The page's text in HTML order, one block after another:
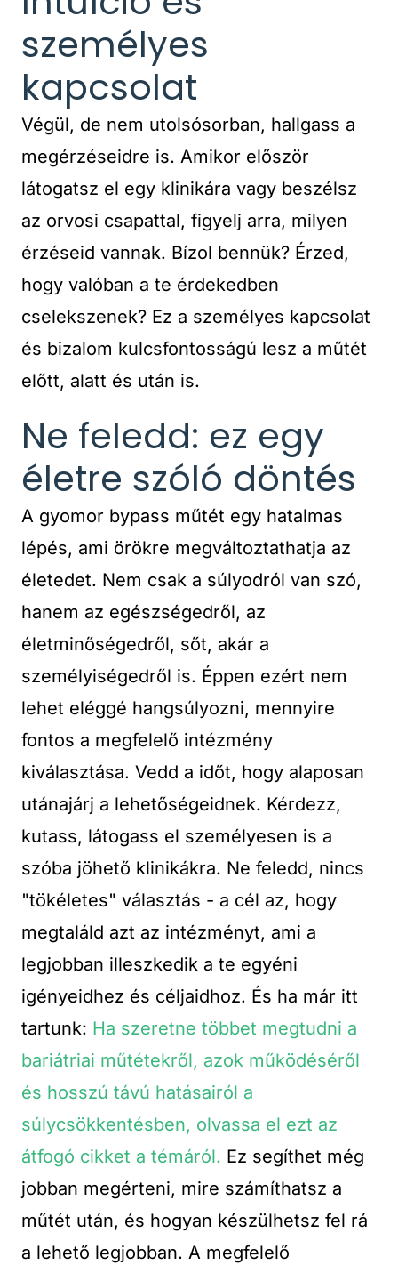
személyes
kapcsolat
Végül, de nem utolsósorban, hallgass a
megérzéseidre is. Amikor először
látogatsz el egy klinikára vagy beszélsz
az orvosi csapattal, figyelj arra, milyen
érzéseid vannak. Bízol bennük? Érzed,
hogy valóban a te érdekedben
cselekszenek? Ez a személyes kapcsolat
és bizalom kulcsfontosságú lesz a műtét
előtt, alatt és után is.
Ne feledd: ez egy
életre szóló döntés
A gyomor bypass műtét egy hatalmas
lépés, ami örökre megváltoztathatja az
életedet. Nem csak a súlyodról van szó,
hanem az egészségedről, az
életminőségedről, sőt, akár a
személyiségedről is. Éppen ezért nem
lehet eléggé hangsúlyozni, mennyire
fontos a megfelelő intézmény
kiválasztása. Vedd a időt, hogy alaposan
utánajárj a lehetőségeidnek. Kérdezz,
kutass, látogass el személyesen is a
szóba jöhető klinikákra. Ne feledd, nincs
"tökéletes" választás - a cél az, hogy
megtaláld azt az intézményt, ami a
legjobban illeszkedik a te egyéni
igényeidhez és céljaidhoz. És ha már itt
tartunk: Ha szeretne többet megtudni a
bariátriai műtétekről, azok működéséről
és hosszú távú hatásairól a
súlycsökkentésben, olvassa el ezt az
átfogó cikket a témáról. Ez segíthet még
jobban megérteni, mire számíthatsz a
műtét után, és hogyan készülhetsz fel rá
a lehető legjobban. A megfelelő